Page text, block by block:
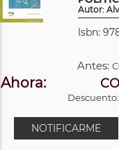
Autor:
Isbn:
Antes:
Ahora:
Descuento:
NOTIFICARME